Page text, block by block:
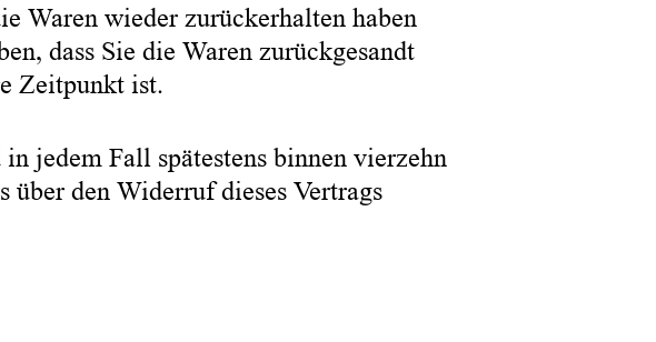
Waren wieder zurückerhalten haben
dass Sie die Waren zurückgesandt
Zeitpunkt ist.
jedem Fall spätestens binnen vierzehn
über den Widerruf dieses Vertrags